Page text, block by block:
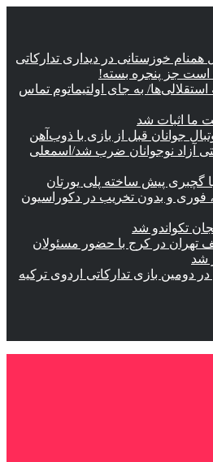
همنام خوزستانی در دیداری تدارکاتی
است جز پنجره بسته!
به جای اولتیماتوم تماس
ما اثبات شد
جوانان قبل از بازی با ذوب‌آهن
آزاد نوجوانان ضرب شد/اسمعلی
با گچبری پیش ساخته پلی یورتان
فوری و بدون تخریب در دکوراسیون
تکواندو شد
تهران در کرج با حضور مسئولان
شد
دومین بازی تدارکاتی اردوی ترکیه